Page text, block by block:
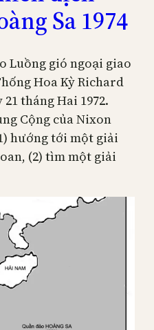
Sa 1974
Luồng gió ngoại giao
Hoa Kỳ Richard
tháng Hai 1972.
Cộng của Nixon
hướng tới một giải
(2) tìm một giải